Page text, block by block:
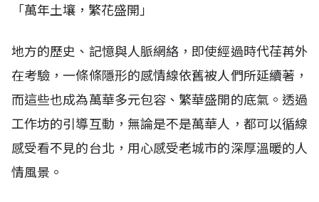
「萬年土壤，繁花盛開」
地方的歷史、記憶與人脈網絡，即使經過時代荏苒外
在考驗，一條條隱形的感情線依舊被人們所延續著，
而這些也成為萬華多元包容、繁華盛開的底氣。透過
工作坊的引導互動，無論是不是萬華人，都可以循線
感受看不見的台北，用心感受老城市的深厚溫暖的人
情風景。